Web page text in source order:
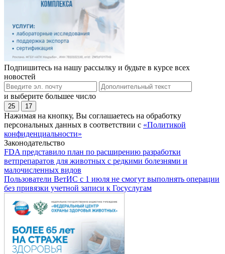
Подпишитесь на нашу рассылку и будьте в курсе всех
новостей
и выберите большее число
25 17
Нажимая на кнопку, Вы соглашаетесь на обработку
персональных данных в соответствии с «Политикой
конфиденциальности»
Законодательство
FDA представило план по расширению разработки
ветпрепаратов для животных с редкими болезнями и
малочисленных видов
Пользователи ВетИС с 1 июля не смогут выполнять операции
без привязки учетной записи к Госуслугам